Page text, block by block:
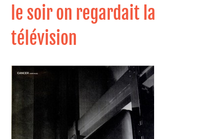
le soir on regardait la
télévision